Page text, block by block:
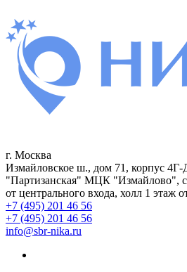
г. Москва
Измайловское ш., дом 71, корпус 4Г-
"Партизанская" МЦК "Измайлово",
от центрального входа, холл 1 этаж
+7 (495) 201 46 56
+7 (495) 201 46 56
info@sbr-nika.ru